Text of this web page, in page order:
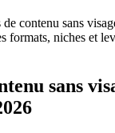
contenu sans
formats, niches et
sans